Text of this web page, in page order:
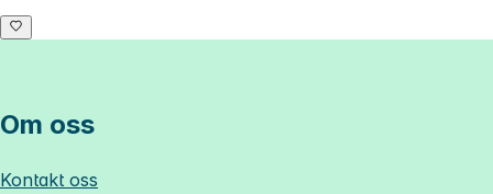
Om oss
Kontakt oss